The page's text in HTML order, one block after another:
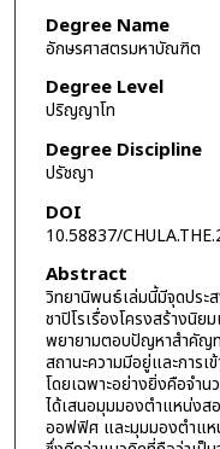
Degree Name
อักษรศาสตรมหาบัณฑิต
Degree Level
ปริญญาโท
Degree Discipline
ปรัชญา
DOI
10.58837/
Abstract
วิทยานิพนธ์เล่มนี้มีจุดประ
ชาปิโรเรื่องโครงสร้างนิย
พยายามตอบปัญหาสำคัญ
สถานะความมีอยู่และการ
โดยเฉพาะอย่างยิ่งคือจำ
ได้เสนอมุมมองตำแหน่งส
ออฟฟิศ และมุมมองตำแห